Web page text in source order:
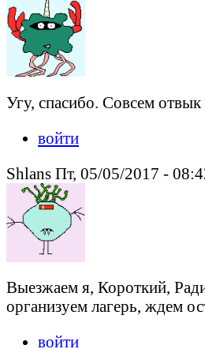
Угу, спасибо. Совсем
войти
Shlans Пт, 05/05/2017 -
Выезжаем я, Короткий,
организуем лагерь, ждем
войти